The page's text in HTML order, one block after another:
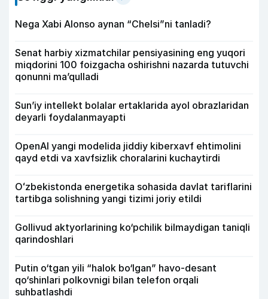
Nega Xabi Alonso aynan “Chelsi”ni tanladi?
Senat harbiy xizmatchilar pensiyasining eng yuqori
miqdorini 100 foizgacha oshirishni nazarda tutuvchi
qonunni ma’qulladi
Sun’iy intellekt bolalar ertaklarida ayol obrazlaridan
deyarli foydalanmayapti
OpenAI yangi modelida jiddiy kiberxavf ehtimolini
qayd etdi va xavfsizlik choralarini kuchaytirdi
Oʻzbekistonda energetika sohasida davlat tariflarini
tartibga solishning yangi tizimi joriy etildi
Gollivud aktyorlarining ko‘pchilik bilmaydigan taniqli
qarindoshlari
Putin o‘tgan yili “halok bo‘lgan” havo-desant
qo‘shinlari polkovnigi bilan telefon orqali
suhbatlashdi